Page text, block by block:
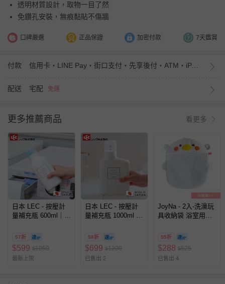
透明材質設計，取物一目了然
免鑽孔安裝，無痕黏貼不傷牆
口碑嚴選 正品保證 加密付款 7天鑑賞
付款 信用卡・LINE Pay・街口支付・先享後付・ATM・iPASS MONEY
配送 宅配 免運
更多推薦商品 看更多
日本 LEC - 按壓計
量補充瓶 600ml｜液
入組
57折
$599 $1050
最新上架
日本 LEC - 按壓計
量補充瓶 1000ml 洗
入組
58折
$699 $1200
已售出 2
JoyNa - 2入-洗澡玩
具收納袋 浴室用品
一入 (42*45)
55折
$288 $525
已售出 4